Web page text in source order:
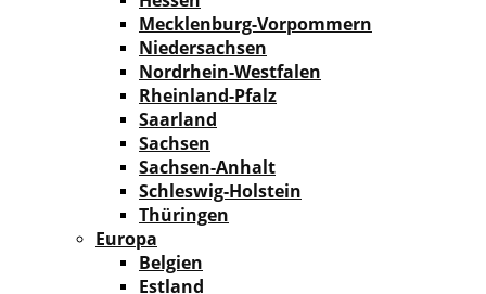
Mecklenburg-Vorpommern
Niedersachsen
Nordrhein-Westfalen
Rheinland-Pfalz
Saarland
Sachsen
Sachsen-Anhalt
Schleswig-Holstein
Thüringen
Europa
Belgien
Estland